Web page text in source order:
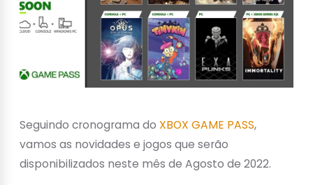
Seguindo cronograma do XBOX GAME PASS,
vamos as novidades e jogos que serão
disponibilizados neste mês de Agosto de 2022.